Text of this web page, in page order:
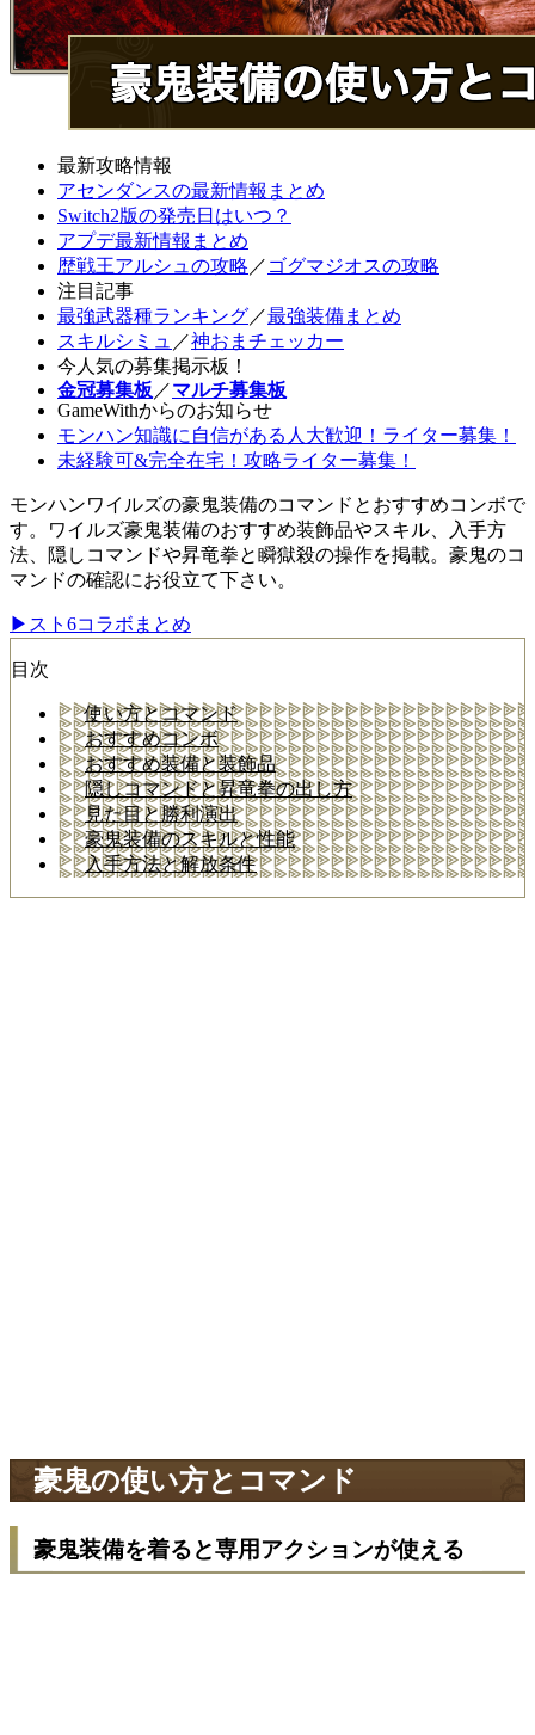
最新攻略情報
アセンダンスの最新情報まとめ
Switch2版の発売日はいつ？
アプデ最新情報まとめ
歴戦王アルシュの攻略 ／ ゴグマジオスの攻略
注目記事
最強武器種ランキング／最強装備まとめ
スキルシミュ ／神おまチェッカー
今人気の募集掲示板！
金冠募集板 ／マルチ募集板
GameWithからのお知らせ
モンハン知識に自信がある人大歓迎！ライター募集！
未経験可&完全在宅！攻略ライター募集！
モンハンワイルズの豪鬼装備のコマンドとおすすめコンボで
す。ワイルズ豪鬼装備のおすすめ装飾品やスキル、入手方
法、隠しコマンドや昇竜拳と瞬獄殺の操作を掲載。豪鬼のコ
マンドの確認にお役立て下さい。
▶︎スト6コラボまとめ
目次
使い方とコマンド
おすすめコンボ
おすすめ装備と装飾品
隠しコマンドと昇竜拳の出し方
見た目と勝利演出
豪鬼装備のスキルと性能
入手方法と解放条件
豪鬼の使い方とコマンド
豪鬼装備を着ると専用アクションが使える